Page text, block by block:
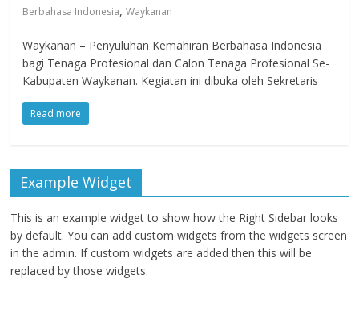
Berbahasa Indonesia,Waykanan
Waykanan – Penyuluhan Kemahiran Berbahasa Indonesia
bagi Tenaga Profesional dan Calon Tenaga Profesional Se-
Kabupaten Waykanan. Kegiatan ini dibuka oleh Sekretaris
Read more
Example Widget
This is an example widget to show how the Right Sidebar looks
by default. You can add custom widgets from the widgets screen
in the admin. If custom widgets are added then this will be
replaced by those widgets.